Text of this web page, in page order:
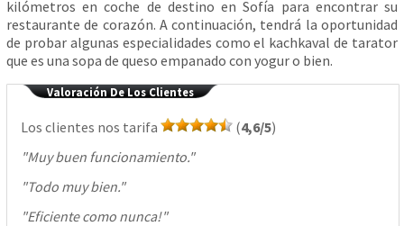
kilómetros en coche de destino en Sofía para encontrar su
restaurante de corazón. A continuación, tendrá la oportunidad
de probar algunas especialidades como el kachkaval de tarator
que es una sopa de queso empanado con yogur o bien.
Valoración De Los Clientes
Los clientes nos tarifa (4,6/5)
"Muy buen funcionamiento."
"Todo muy bien."
"Eficiente como nunca!"